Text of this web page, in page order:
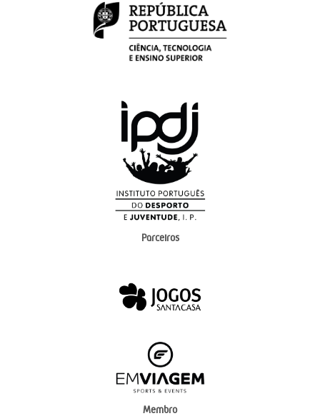
Parceiros
Membro